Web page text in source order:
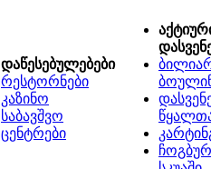
დაწესებულებები
რესტორნები
კაზინო
საბავშვო
ცენტრები